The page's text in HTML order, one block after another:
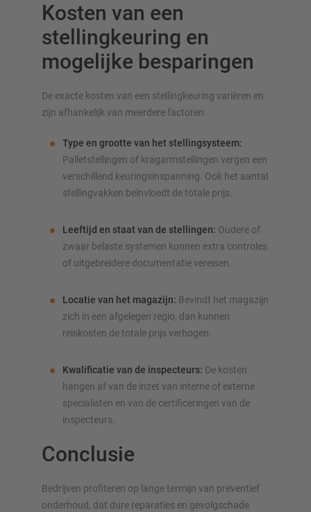
Kosten van een
stellingkeuring en
mogelijke besparingen
De exacte kosten van een stellingkeuring variëren en
zijn afhankelijk van meerdere factoren.
Type en grootte van het stelling­systeem:
Palletstellingen of kragarmstellingen vergen een
verschillend keuringsinspanning. Ook het aantal
stellingvakken beïnvloedt de totale prijs.
Leeftijd en staat van de stellingen: Oudere of
zwaar belaste systemen kunnen extra controles
of uitgebreidere documentatie vereisen.
Locatie van het magazijn: Bevindt het magazijn
zich in een afgelegen regio, dan kunnen
reiskosten de totale prijs verhogen.
Kwalificatie van de inspecteurs: De kosten
hangen af van de inzet van interne of externe
specialisten en van de certificeringen van de
inspecteurs.
Conclusie
Bedrijven profiteren op lange termijn van preventief
onderhoud, dat dure reparaties en gevolgschade